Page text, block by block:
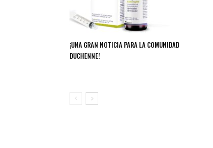
¡UNA GRAN NOTICIA PARA LA COMUNIDAD
DUCHENNE!